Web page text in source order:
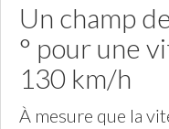
Un champ
° pour une
130 km/h
À mesure que la